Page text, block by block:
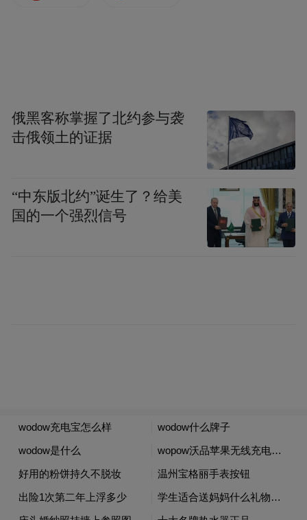
法，帮助市民平稳度过酷暑。
或淡盐水，及时弥补身体流失的水分和电解
质，维持机体状态稳定。
节室内温度，通过开窗通风、开启降温设备
等方式，打造凉爽舒适的睡眠环境，保证充
足、高质量的睡眠，从根源上稳定情绪状
及时止损，快速脱离闷热环境。当感觉心烦
气躁、情绪即将失控时，立刻停下手中的
事，离开闷热环境，前往阴凉处或空调房静
坐片刻。环境温度下降后，大脑情绪调控功
俄黑客称掌握了北约参与袭
击俄领土的证据
“中东版北约”诞生了？给美
国的一个强烈信号